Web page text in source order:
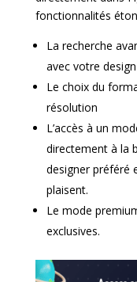
fonctionnalités
La recherche
avec votre
Le choix du
résolution
L’accès à un
directement à la
designer préféré
plaisent.
Le mode
exclusives.